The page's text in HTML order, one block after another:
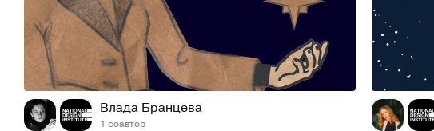
20 473
Влада Бранцева
1 соавтор